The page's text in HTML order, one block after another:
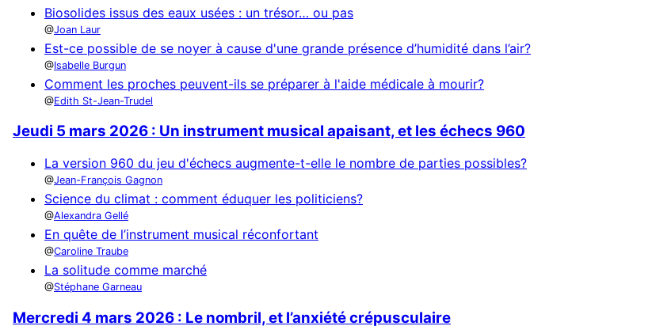
Biosolides issus des eaux usées : un trésor… ou pas
Joan Laur
Est-ce possible de se noyer à cause d'une grande présence d’humidité dans l’air?
Isabelle Burgun
Comment les proches peuvent-ils se préparer à l'aide médicale à mourir?
Edith St-Jean-Trudel
Jeudi 5 mars 2026 : Un instrument musical apaisant, et les échecs 960
La version 960 du jeu d'échecs augmente-t-elle le nombre de parties possibles?
Jean-François Gagnon
Science du climat : comment éduquer les politiciens?
Alexandra Gellé
En quête de l’instrument musical réconfortant
Caroline Traube
La solitude comme marché
Stéphane Garneau
Mercredi 4 mars 2026 : Le nombril, et l’anxiété crépusculaire